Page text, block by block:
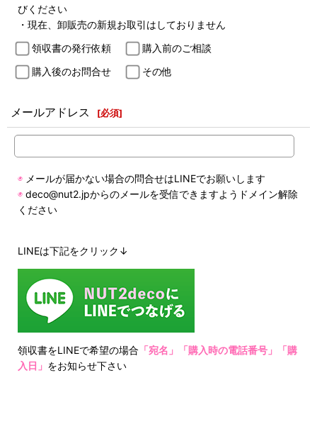
びください
・現在、卸販売の新規お取引はしておりません
領収書の発行依頼
購入前のご相談
購入後のお問合せ
その他
メールアドレス [必須]
◉ メールが届かない場合の問合せはLINEでお願いします
◉ deco@nut2.jpからのメールを受信できますようドメイン解除
ください
LINEは下記をクリック↓
領収書をLINEで希望の場合 「宛名」「購入時の電話番号」「購
入日」 をお知らせ下さい